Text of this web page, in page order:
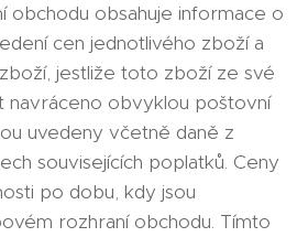
obchodu obsahuje informace o
cen jednotlivého zboží a
jestliže toto zboží ze své
navráceno obvyklou poštovní
uvedeny včetně daně z
souvisejících poplatků. Ceny
po dobu, kdy jsou
rozhraní obchodu. Tímto